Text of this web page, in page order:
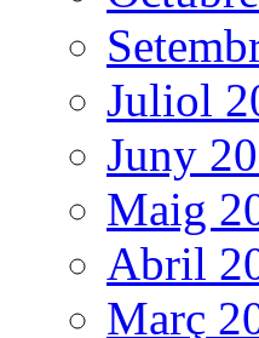
Juliol
Juny
Maig
Abril
Març